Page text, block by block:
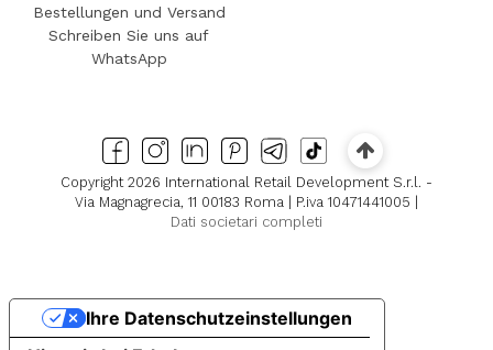
Bestellungen und Versand
Schreiben Sie uns auf
WhatsApp
Copyright 2026 International Retail Development S.r.l. -
Via Magnagrecia, 11 00183 Roma | P.iva 10471441005 |
Dati societari completi
Ihre Datenschutzeinstellungen